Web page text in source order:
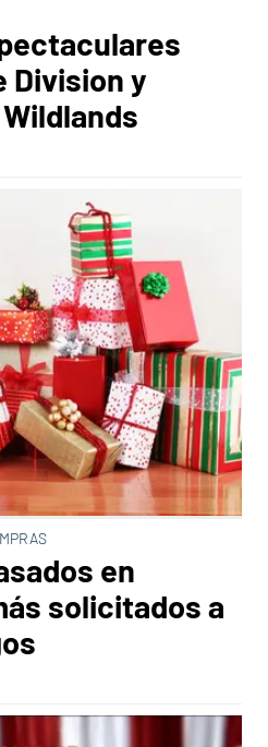
Division y
en
solicitados a